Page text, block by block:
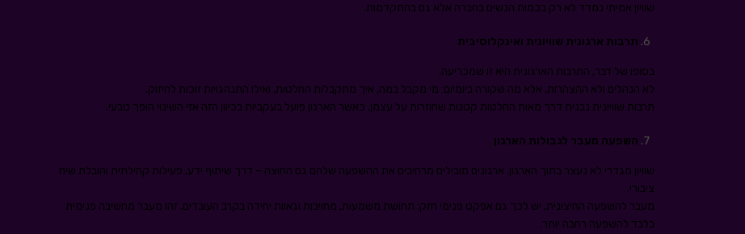
שוויון אמיתי נמדד לא רק בכמות הנשים בחברה אלא גם בהתקדמות.
תרבות ארגונית שוויונית ואינקלוסיבית
בסופו של דבר, התרבות הארגונית היא זו שמכריעה.
לא הנהלים ולא ההצהרות, אלא מה שקורה ביומיום: מי מקבל במה, איך מתקבלות החלטות, ואילו התנהגויות זוכות לחיזוק.
תרבות שוויונית נבנית דרך מאות החלטות קטנות שחוזרות על עצמן. כאשר הארגון פועל בעקביות בכיוון הזה אזי השינוי הופך טבעי.
השפעה מעבר לגבולות הארגון
שוויון מגדרי לא נעצר בתוך הארגון. ארגונים מובילים מרחיבים את ההשפעה שלהם גם החוצה – דרך שיתוף ידע, פעילות קהילתית והובלת שיח
ציבורי.
מעבר להשפעה החיצונית, יש לכך גם אפקט פנימי חזק: תחושת משמעות, מחויבות וגאוות יחידה בקרב העובדים. זהו מעבר מחשיבה פנימית
בלבד להשפעה רחבה יותר.